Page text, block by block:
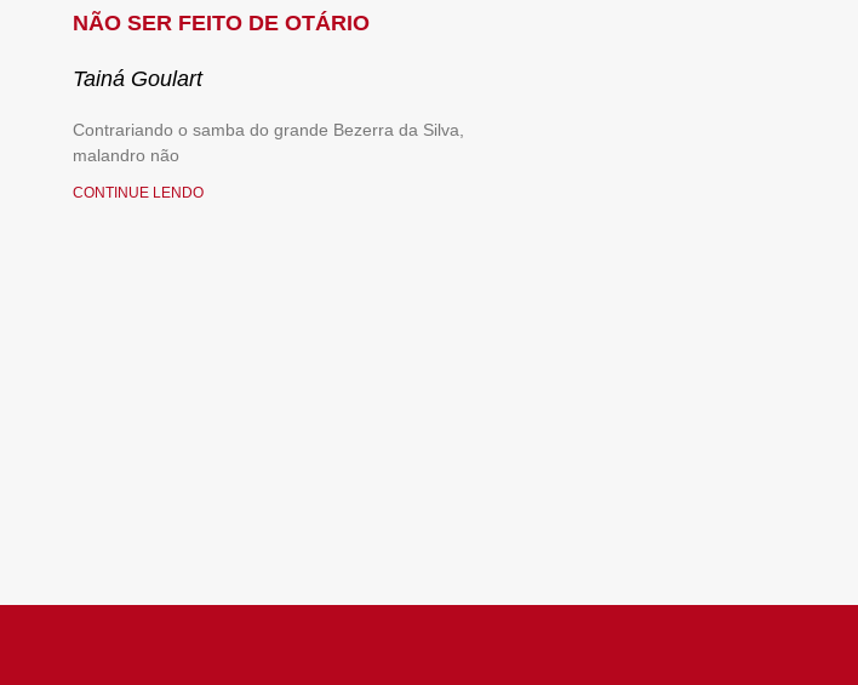
NÃO SER FEITO DE OTÁRIO
Tainá Goulart
Contrariando o samba do grande Bezerra da Silva,
malandro não
CONTINUE LENDO